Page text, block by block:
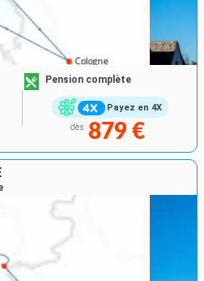
Payez en 4X
Pension complète
dès 879 €